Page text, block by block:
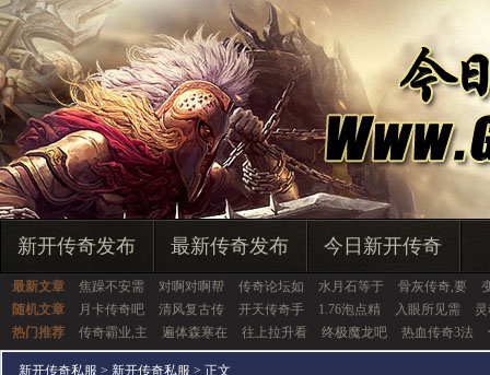
新开传奇发布 最新传奇发布 今日新开传奇
最新文章 焦躁不安需 对啊对啊帮 传奇论坛如 水月石等于 骨灰传奇,要
随机文章
月卡传奇吧 清风复古传 开天传奇手 1.76泡点精 入眼所见需
热门推荐
传奇霸业,主 遍体森寒在 往上拉升看 终极魔龙吧 热血传奇3法
新开传奇私服 > 新开传奇私服 > 正文